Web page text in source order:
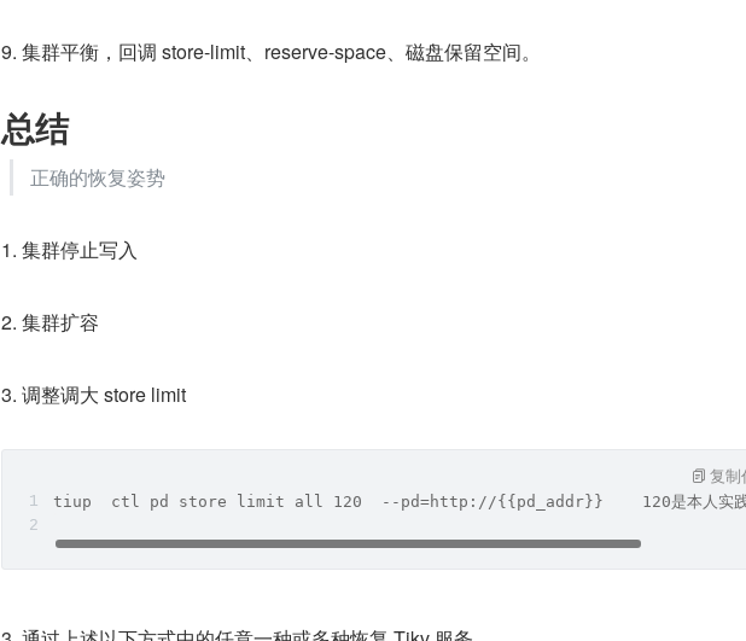
9. 集群平衡，回调 store-limit、reserve-space、磁盘保留空间。
总结
正确的恢复姿势
1. 集群停止写入
2. 集群扩容
3. 调整调大 store limit
tiup  ctl pd store limit all 120  --pd=http://{{pd_addr}}    120是本人实践下
复制